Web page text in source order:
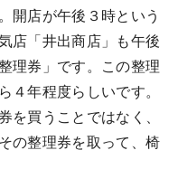
開店が午後３時という
店「井出商店」も午後
理券」です。この整理
４年程度らしいです。
を買うことではなく、
の整理券を取って、椅